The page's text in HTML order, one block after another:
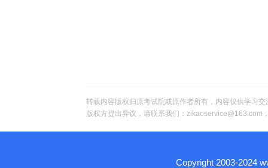
转载内容版权归原考试院或原作者所有，内容仅供学习
版权方提出异议，请联系我们：zikaoservice@163.com
Copyright 2003-2024